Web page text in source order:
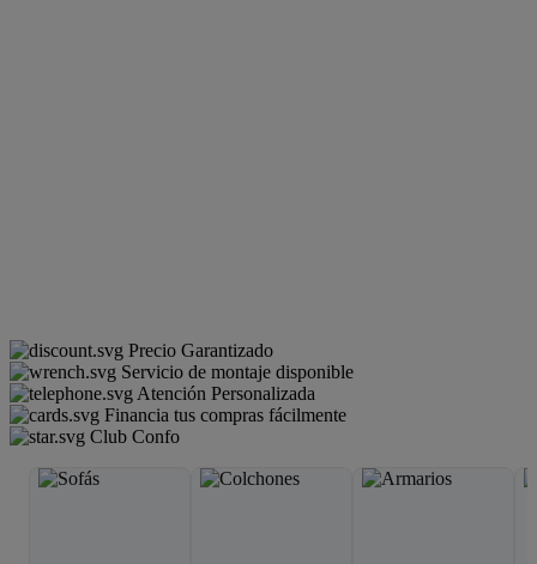
Precio Garantizado
Servicio de montaje disponible
Atención Personalizada
Financia tus compras fácilmente
Club Confo